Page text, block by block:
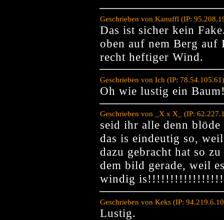
Geschrieben von Kanuffl (IP:
Das ist sicher kein
oben auf nem Berg
recht heftiger Wind.
Geschrieben von Ich (IP:
Oh wie lustig ein
Geschrieben von _X x X_ (IP:
seid ihr alle denn blöde
das is eindeutig so,
dazu gebracht hat so
dem bild gerade, weil
windig
Geschrieben von Keks (IP:
Lustig.